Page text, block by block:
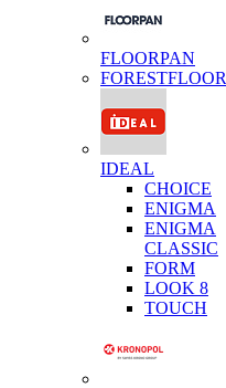
FLOORPAN
FORESTFLOOR
IDEAL
CHOICE
ENIGMA
ENIGMA
CLASSIC
FORM
LOOK 8
TOUCH